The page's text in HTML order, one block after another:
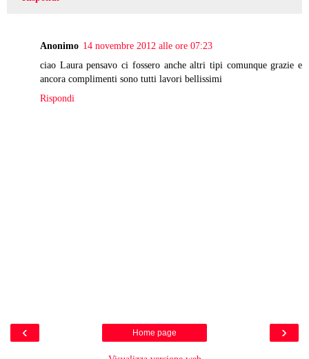
Anonimo 14 novembre 2012 alle ore 07:23
ciao Laura pensavo ci fossero anche altri tipi comunque grazie e
ancora complimenti sono tutti lavori bellissimi
Rispondi
‹ ›
Home page